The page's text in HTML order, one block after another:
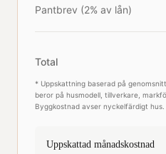
Pantbrev (2% av lån)
Total
* Uppskattning baserad på
beror på husmodell, tillverkare,
Byggkostnad avser nyckelfärdigt hus.
Uppskattad månadskostnad